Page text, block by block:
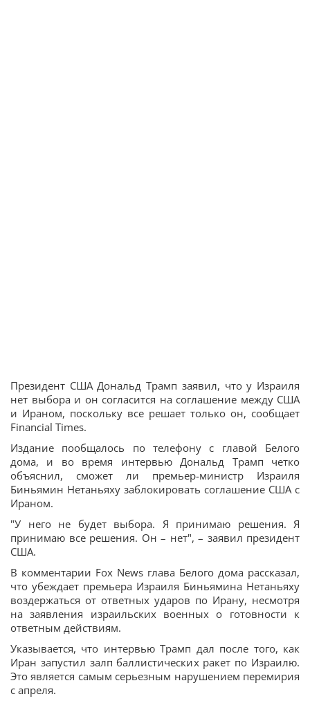
Президент США Дональд Трамп заявил, что у Израиля
нет выбора и он согласится на соглашение между США
и Ираном, поскольку все решает только он, сообщает
Financial Times.
Издание пообщалось по телефону с главой Белого
дома, и во время интервью Дональд Трамп четко
объяснил, сможет ли премьер-министр Израиля
Биньямин Нетаньяху заблокировать соглашение США с
Ираном.
"У него не будет выбора. Я принимаю решения. Я
принимаю все решения. Он – нет", – заявил президент
США.
В комментарии Fox News глава Белого дома рассказал,
что убеждает премьера Израиля Биньямина Нетаньяху
воздержаться от ответных ударов по Ирану, несмотря
на заявления израильских военных о готовности к
ответным действиям.
Указывается, что интервью Трамп дал после того, как
Иран запустил залп баллистических ракет по Израилю.
Это является самым серьезным нарушением перемирия
с апреля.